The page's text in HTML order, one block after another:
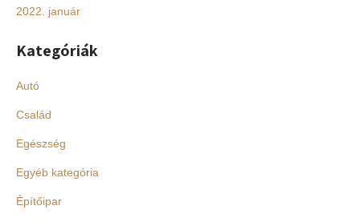
2022. január
Kategóriák
Autó
Család
Egészség
Egyéb kategória
Építőipar